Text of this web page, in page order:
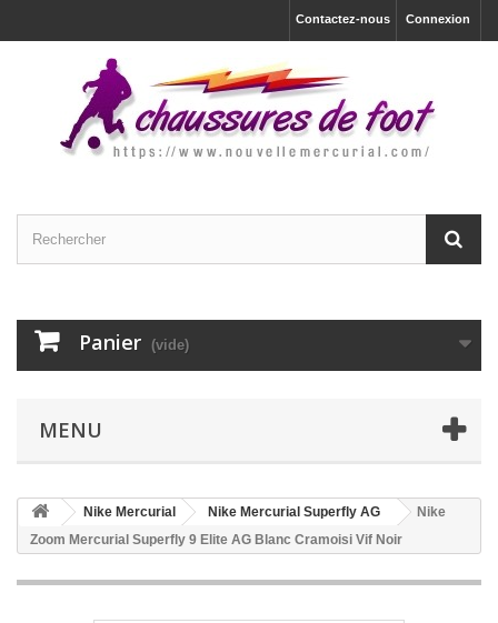
Connexion
Contactez-nous
Panier (vide)
MENU
Nike Mercurial Nike Mercurial Superfly AG
Nike
Zoom Mercurial Superfly 9 Elite AG Blanc Cramoisi Vif Noir